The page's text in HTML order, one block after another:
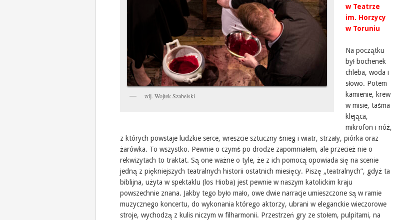
zdj. Wojtek Szabelski
w Teatrze
im. Horzycy
w Toruniu
Na początku
był bochenek
chleba, woda i
słowo. Potem
kamienie, krew
w misie, taśma
klejąca,
mikrofon i nóż,
z których powstaje ludzkie serce, wreszcie sztuczny śnieg i wiatr, strzały, piórka oraz
żarówka. To wszystko. Pewnie o czymś po drodze zapomniałem, ale przecież nie o
rekwizytach to traktat. Są one ważne o tyle, że z ich pomocą opowiada się na scenie
jedną z piękniejszych teatralnych historii ostatnich miesięcy. Piszę „teatralnych”, gdyż ta
biblijna, użyta w spektaklu (los Hioba) jest pewnie w naszym katolickim kraju
powszechnie znana. Jakby tego było mało, owe dwie narracje umieszczone są w ramie
muzycznego koncertu, do wykonania którego aktorzy, ubrani w eleganckie wieczorowe
stroje, wychodzą z kulis niczym w filharmonii. Przestrzeń gry ze stołem, pulpitami, na